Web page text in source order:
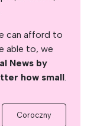
can afford to
able to, we
News by
how small.
Coroczny